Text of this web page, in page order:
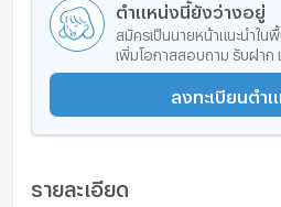
ตำแหน่งนี้ยังว่างอยู่
สมัครเป็นนายหน้าแนะนำใน
เพิ่มโอกาสสอบถาม รับฝาก
ลงทะเบียนตำ
รายละเอียด